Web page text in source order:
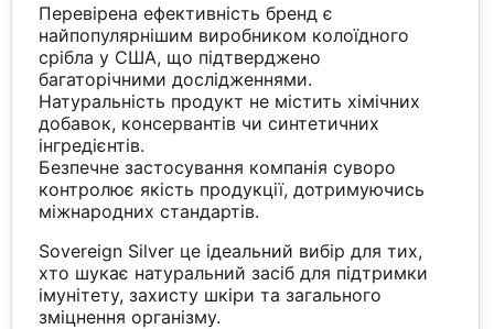
Перевірена ефективність бренд є
найпопулярнішим виробником колоїдного
срібла у США, що підтверджено
багаторічними дослідженнями.
Натуральність продукт не містить хімічних
добавок, консервантів чи синтетичних
інгредієнтів.
Безпечне застосування компанія суворо
контролює якість продукції, дотримуючись
міжнародних стандартів.
Sovereign Silver це ідеальний вибір для тих,
хто шукає натуральний засіб для підтримки
імунітету, захисту шкіри та загального
зміцнення організму.